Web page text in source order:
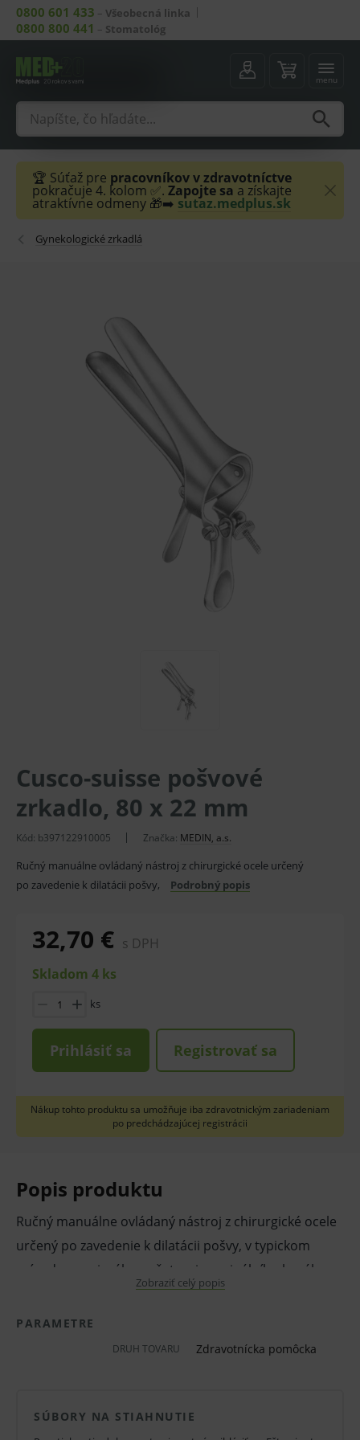
0800 601 433 – Všeobecná linka
0800 800 441 – Stomatológ
menu
🏆 Súťaž pre pracovníkov v zdravotníctve
pokračuje 4. kolom ✅. Zapojte sa a získajte
atraktívne odmeny 🎁➡️ sutaz.medplus.sk
Gynekologické zrkadlá
Cusco-suisse pošvové
zrkadlo, 80 x 22 mm
Kód: b397122910005 Značka: MEDIN, a.s.
Ručný manuálne ovládaný nástroj z chirurgické ocele určený
po zavedenie k dilatácii pošvy,
Podrobný popis
32,70 € s DPH
Skladom 4 ks
ks
Prihlásiť sa Registrovať sa
Nákup tohto produktu sa umožňuje iba zdravotnickým zariadeniam
po predchádzajúcej registrácii
Popis produktu
Ručný manuálne ovládaný nástroj z chirurgické ocele
určený po zavedenie k dilatácii pošvy, v typickom
prípade pre vizuálne vyšetrenie vaginálního kanálu a
krčku maternice alebo pre prevedenie
gynekologického výkonu.
Na objednávku aj iné rozmery.
zdravotníckej pomôcky in vitro odporúčame poradu s
Zobraziť celý popis
PARAMETRE
DRUH TOVARU Zdravotnícka pomôcka
SÚBORY NA STIAHNUTIE